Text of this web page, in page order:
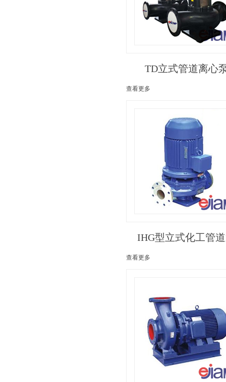
TD立式管道离心
查看更多
IHG型立式化工管
查看更多